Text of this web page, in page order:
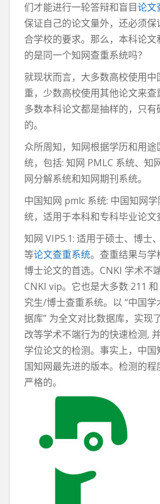
们才能进行一轮答辩和盲目论文
保证自己的论文量外，还必须保
合学校的要求。那么，本科论
的是同一个知网查重系统吗？
就现状而言，大多数高校使用中
重，少数高校使用其他论文来
多数本科论文都是抽样的，只
的。
众所周知，知网根据学历和用
统，包括: 知网 PMLC 系统、知
网分解系统和知网期刊系统。
中国知网 pmlc 系统: 中国知网
统，适用于本科和专科毕业论文
知网 VIP5.1: 适用于硕士、博士
等论文查重系统。查重结果与学
博士论文的首选。CNKI 学术不
CNKI vip。它也是大多数 211
究生/博士查重系统。以 “中国
据库” 为全文对比数据库，实现
改等学术不端行为的快速检测,
学位论文的检测。事实上，中国
国知网最先进的版本。检测的
严格的。